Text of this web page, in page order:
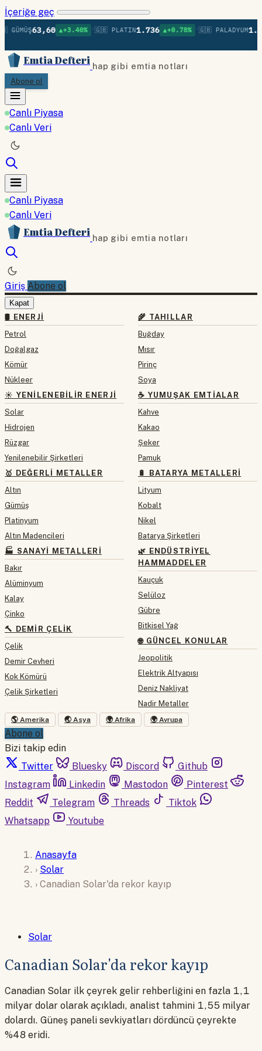
İçeriğe geç
63,60 ▲+3.40% •🇬🇧 PLATIN1.736 ▲+0.78% •🇬🇧 PALADYUM
Emtia Defteri hap gibi emtia notları
Abone ol
Canlı Piyasa
Canlı Veri
Canlı Piyasa
Canlı Veri
Emtia Defteri hap gibi emtia notları
Giriş Abone ol
Kapat
🛢 ENERJI
Petrol
Doğalgaz
Kömür
Nükleer
☀️ YENILENEBILIR ENERJI
Solar
Hidrojen
Rüzgar
Yenilenebilir Şirketleri
🥇 DEĞERLI METALLER
Altın
Gümüş
Platinyum
Altın Madencileri
🏭 SANAYI METALLERI
Bakır
Alüminyum
Kalay
Çinko
🔨 DEMIR ÇELIK
Çelik
Demir Cevheri
Kok Kömürü
Çelik Şirketleri
🌾 TAHILLAR
Buğday
Mısır
Pirinç
Soya
☕ YUMUŞAK EMTIALAR
Kahve
Kakao
Şeker
Pamuk
🔋 BATARYA METALLERI
Lityum
Kobalt
Nikel
Batarya Şirketleri
🌿 ENDÜSTRIYEL
HAMMADDELER
Kauçuk
Selüloz
Gübre
Bitkisel Yağ
🌐 GÜNCEL KONULAR
Jeopolitik
Elektrik Altyapısı
Deniz Nakliyat
Nadir Metaller
🌎 Amerika 🌏 Asya 🌍 Afrika 🌍 Avrupa
Abone ol
Bizi takip edin
Twitter
Bluesky Discord
Github
Instagram
Linkedin Mastodon
Pinterest
Reddit
Telegram Threads
Tiktok
Whatsapp
Youtube
Anasayfa
› Solar
› Canadian Solar'da rekor kayıp
Solar
Canadian Solar'da rekor kayıp
Canadian Solar ilk çeyrek gelir rehberliğini en fazla 1,1
milyar dolar olarak açıkladı, analist tahmini 1,55 milyar
dolardı. Güneş paneli sevkiyatları dördüncü çeyrekte
%48 eridi.